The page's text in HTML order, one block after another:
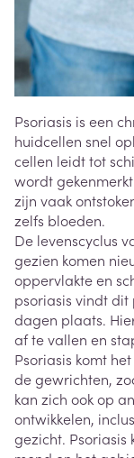
Psoriasis is een
huidcellen snel
cellen leidt tot
wordt
zijn vaak
zelfs bloeden.
De levenscyclus
gezien komen
oppervlakte en
psoriasis vindt
dagen plaats.
af te vallen en
Psoriasis komt
de gewrichten,
kan zich ook op
ontwikkelen,
gezicht. Psoriasis